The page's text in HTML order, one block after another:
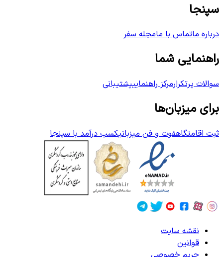
سپنجا
درباره ماتماس با مامجله سفر
راهنمایی شما
سوالات پرتکرارمرکز راهنماییپشتیبانی
برای میزبان‌ها
ثبت اقامتگاهفوت و فن میزبانیکسب درآمد با سپنجا
نقشه سایت
قوانین